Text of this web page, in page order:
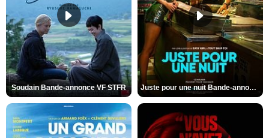
Soudain Bande-annonce VF STFR Juste pour une nuit Bande-annonce VO STFR